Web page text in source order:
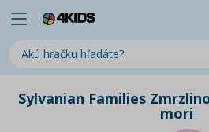
Sylvanian Families
mori